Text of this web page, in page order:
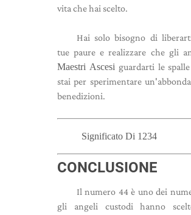
vita che hai scelto.
Hai solo bisogno di
tue paure e realizzare che gli
Maestri Ascesi guardarti le
stai per sperimentare
benedizioni.
Significato Di 1234
CONCLUSIONE
Il numero 44 è uno dei
gli angeli custodi hanno